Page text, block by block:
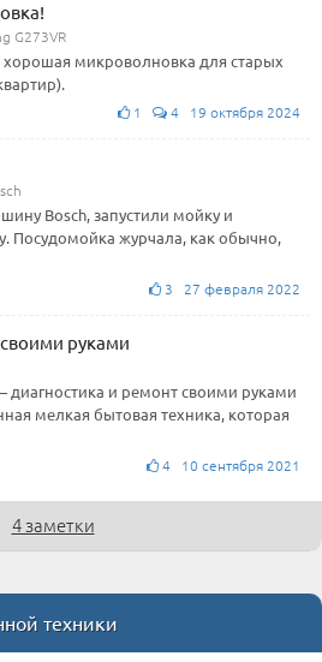
G273VR
хорошая микроволновка для старых
1 4 19 октября 2024
Bosch, запустили мойку и
Посудомойка журчала, как обычно,
3 27 февраля 2022
руками
диагностика и ремонт своими руками
мелкая бытовая техника, которая
4 10 сентября 2021
4 заметки
техники